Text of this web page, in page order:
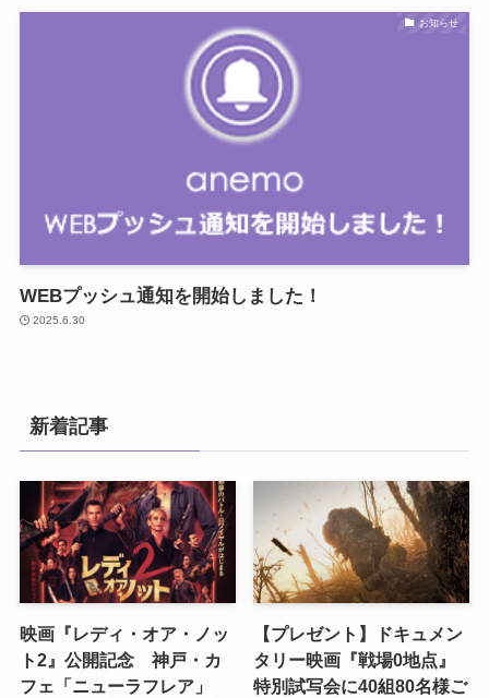
お知らせ
WEBプッシュ通知を開始しました！
2025.6.30
新着記事
映画『レディ・オア・ノッ
ト2』公開記念 神戸・カ
フェ「ニューラフレア」
【プレゼント】ドキュメン
タリー映画『戦場0地点』
特別試写会に40組80名様ご